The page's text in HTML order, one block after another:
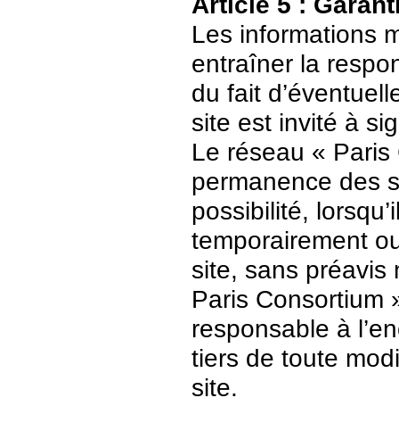
Les informations
entraîner la
du fait
site est invité à
Le réseau «
permanence des
possibilité,
temporairement
site, sans préavis
Paris Consortium
responsable à
tiers de toute
site.